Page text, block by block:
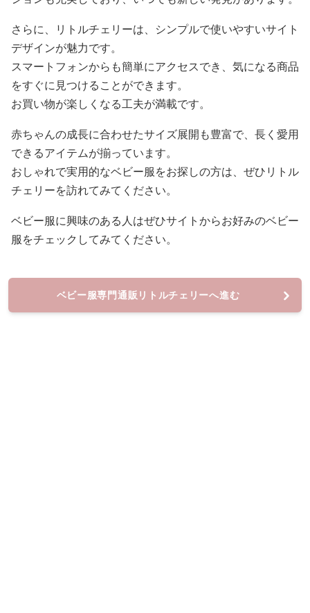
さらに、リトルチェリーは、シンプルで使いやすいサイト
デザインが魅力です。
スマートフォンからも簡単にアクセスでき、気になる商品
をすぐに見つけることができます。
お買い物が楽しくなる工夫が満載です。
赤ちゃんの成長に合わせたサイズ展開も豊富で、長く愛用
できるアイテムが揃っています。
おしゃれで実用的なベビー服をお探しの方は、ぜひリトル
チェリーを訪れてみてください。
ベビー服に興味のある人はぜひサイトからお好みのベビー
服をチェックしてみてください。
ベビー服専門通販リトルチェリーへ進む